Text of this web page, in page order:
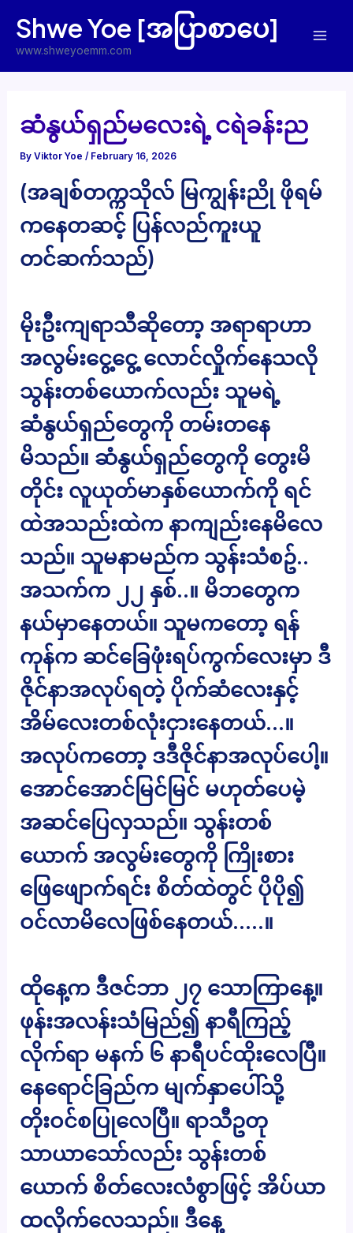
content
Shwe Yoe [အပြာစာပေ]
www.shweyoemm.com
ဆံနွယ်ရှည်မလေးရဲ့ ငရဲခန်းည
ByViktor Yoe/ February 16, 2026
(အချစ်တက္ကသိုလ် မြကျွန်းညို ဖိုရမ်
ကနေတဆင့် ပြန်လည်ကူးယူ
တင်ဆက်သည်)
မိုးဦးကျရာသီဆိုတော့ အရာရာဟာ
အလွမ်းငွေ့ငွေ့ လောင်လှိုက်နေသလို
သွန်းတစ်ယောက်လည်း သူမရဲ့
ဆံနွယ်ရှည်တွေကို တမ်းတ​နေ
မိသည်။ ဆံနွယ်ရှည်တွေကို​ တွေးမိ
တိုင်း လူယုတ်မာနှစ်ယောက်ကို ရင်
ထဲအသည်းထဲက နာကျည်းနေမိလေ
သည်။ သူမနာမည်က သွန်းသံစဥ်..
အသက်က ၂၂ နှစ်..။ မိဘတွေက
နယ်မှာနေတယ်။ သူမကတော့ ရန်
ကုန်က ဆင်ခြေဖုံးရပ်ကွက်လေးမှာ ဒီ
ဇိုင်နာအလုပ်ရတဲ့ ပိုက်ဆံလေးနှင့်
အိမ်လေးတစ်လုံးငှားနေတယ်…။
အလုပ်ကတော့ ဒဒီဇိုင်နာအလုပ်ပေါ့။
အောင်အောင်မြင်မြင် မဟုတ်ပေမဲ့
အဆင်ပြေလှသည်။ သွန်းတစ်
ယောက် အလွမ်းတွေကို ကြိုးစား
ဖြေဖျောက်ရင်း စိတ်ထဲတွင် ပိုပို၍
ဝင်လာမိလေဖြစ်နေတယ်…..။
ထိုနေ့က ဒီဇင်ဘာ ၂၇ သောကြာနေ့။
ဖုန်းအလန်းသံမြည်၍ နာရီကြည့်
လိုက်ရာ မနက် ၆ နာရီပင်ထိုးလေပြီ။
နေရောင်ခြည်က မျက်နှာပေါ်သို့
တိုးဝင်စပြုလေပြီ။ ရာသီဥတု
သာယာသော်လည်း သွန်းတစ်
ယောက် စိတ်လေးလံစွာဖြင့် အိပ်ယာ
ထလိုက်လေသည်။ ဒီနေ့